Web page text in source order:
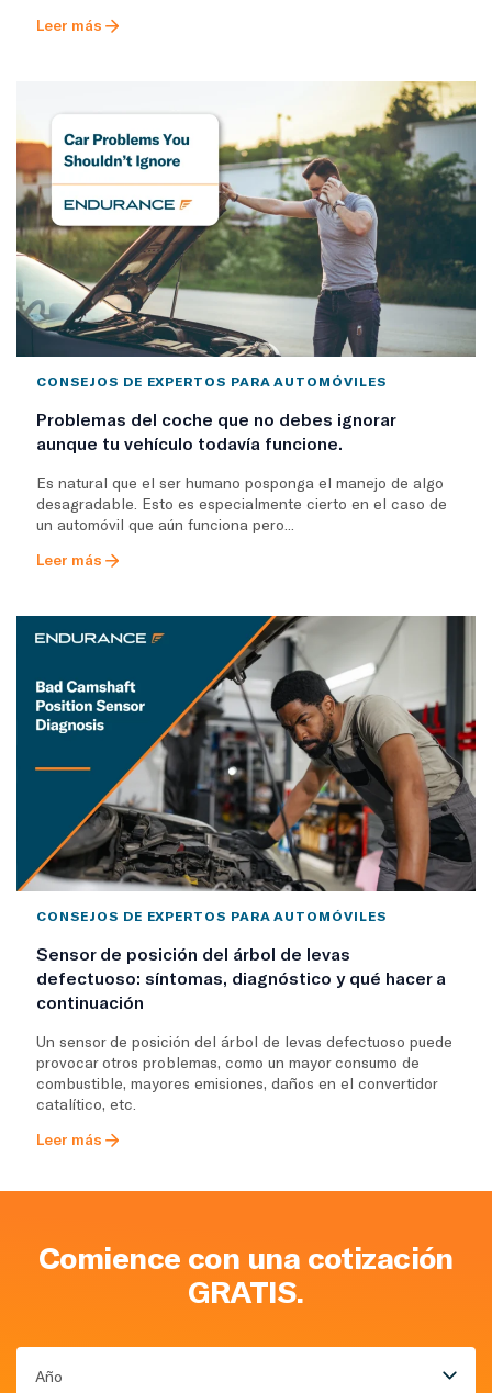
Leer más
CONSEJOS DE EXPERTOS PARA AUTOMÓVILES
Problemas del coche que no debes ignorar
aunque tu vehículo todavía funcione.
Es natural que el ser humano posponga el manejo de algo
desagradable. Esto es especialmente cierto en el caso de
un automóvil que aún funciona pero...
Leer más
CONSEJOS DE EXPERTOS PARA AUTOMÓVILES
Sensor de posición del árbol de levas
defectuoso: síntomas, diagnóstico y qué hacer a
continuación
Un sensor de posición del árbol de levas defectuoso puede
provocar otros problemas, como un mayor consumo de
combustible, mayores emisiones, daños en el convertidor
catalítico, etc.
Leer más
Comience con una cotización
GRATIS.
Año